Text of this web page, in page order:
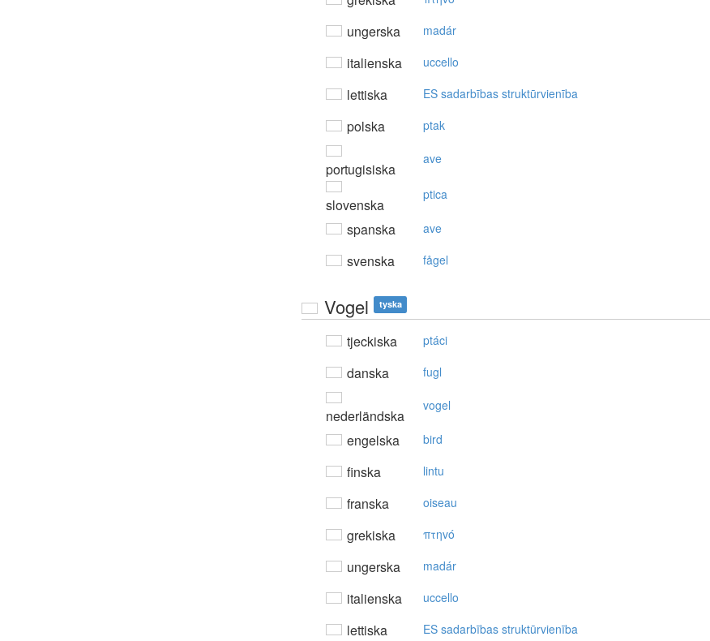
ungerska madár
italienska uccello
lettiska ES sadarbības struktūrvienība
polska ptak
portugisiska
ave
slovenska
ptica
spanska ave
svenska fågel
Vogel tyska
tjeckiska ptáci
danska fugl
nederländska
vogel
engelska bird
finska lintu
franska oiseau
grekiska πτηvό
ungerska madár
italienska uccello
lettiska ES sadarbības struktūrvienība